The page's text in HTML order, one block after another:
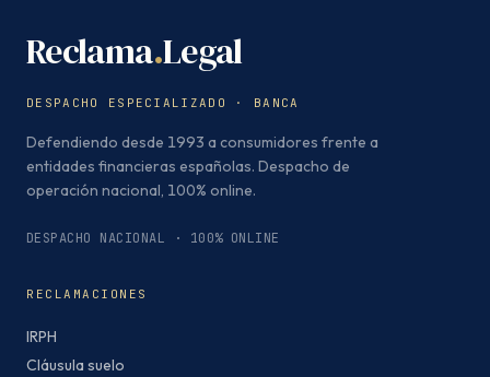
Reclama.Legal
DESPACHO ESPECIALIZADO · BANCA
Defendiendo desde 1993 a consumidores frente a
entidades financieras españolas. Despacho de
operación nacional, 100% online.
DESPACHO NACIONAL · 100% ONLINE
RECLAMACIONES
IRPH
Cláusula suelo